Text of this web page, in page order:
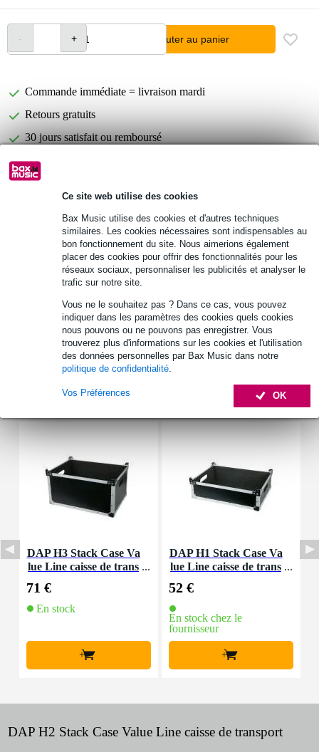
Ce site web utilise des cookies
Bax Music utilise des cookies et d'autres techniques
similaires. Les cookies nécessaires sont indispensables au
bon fonctionnement du site. Nous aimerions également
placer des cookies pour offrir des fonctionnalités pour les
réseaux sociaux, personnaliser les publicités et analyser le
trafic sur notre site.
Vous ne le souhaitez pas ? Dans ce cas, vous pouvez
indiquer dans les paramètres des cookies quels cookies
nous pouvons ou ne pouvons pas enregistrer. Vous
trouverez plus d'informations sur les cookies et l'utilisation
des données personnelles par Bax Music dans notre
politique de confidentialité
OK
Vos Préférences
Ajouter au panier
Commande immédiate = livraison mardi
Retours gratuits
30 jours satisfait ou remboursé
de transport vous convient ?
Démarrer la vérification
Informations
renforcement en aluminium
dimensions: 515 x 235 x 365 mm (LxHxP)
Afficher toutes les caractéristiques du produit
Accessoires (5)
DAP H3 Stack Case Va
lue Line caisse de trans
71 €
En stock
+
DAP H1 Stack Case Va
lue Line caisse de trans
52 €
En stock chez le
fournisseur
+
DAP H2 Stack Case Value Line caisse de transport